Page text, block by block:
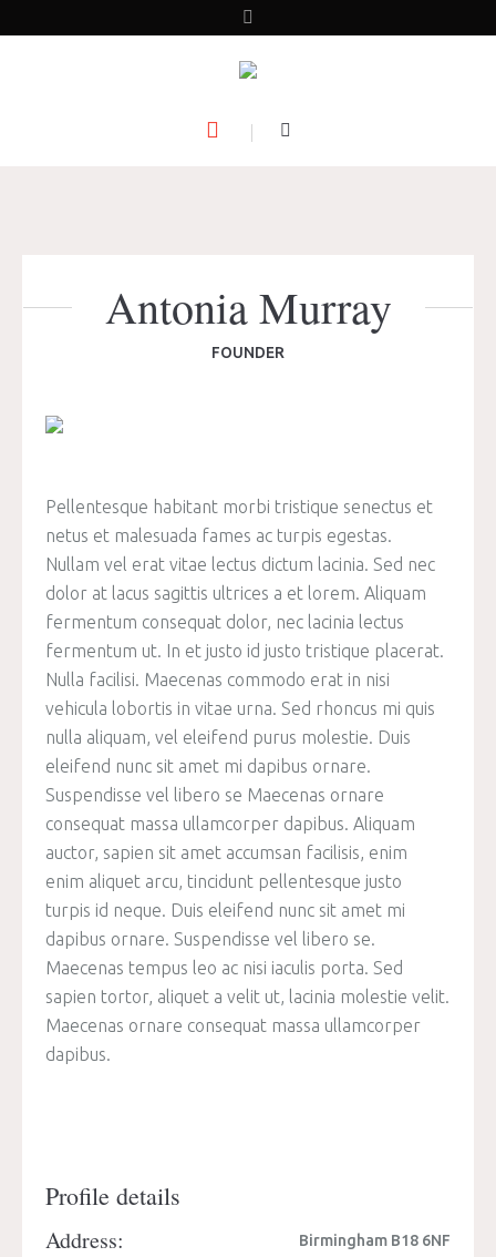
Antonia Murray
FOUNDER
Pellentesque habitant morbi tristique senectus et
netus et malesuada fames ac turpis egestas.
Nullam vel erat vitae lectus dictum lacinia. Sed nec
dolor at lacus sagittis ultrices a et lorem. Aliquam
fermentum consequat dolor, nec lacinia lectus
fermentum ut. In et justo id justo tristique placerat.
Nulla facilisi. Maecenas commodo erat in nisi
vehicula lobortis in vitae urna. Sed rhoncus mi quis
nulla aliquam, vel eleifend purus molestie. Duis
eleifend nunc sit amet mi dapibus ornare.
Suspendisse vel libero se Maecenas ornare
consequat massa ullamcorper dapibus. Aliquam
auctor, sapien sit amet accumsan facilisis, enim
enim aliquet arcu, tincidunt pellentesque justo
turpis id neque. Duis eleifend nunc sit amet mi
dapibus ornare. Suspendisse vel libero se.
Maecenas tempus leo ac nisi iaculis porta. Sed
sapien tortor, aliquet a velit ut, lacinia molestie velit.
Maecenas ornare consequat massa ullamcorper
dapibus.
Profile details
Address: Birmingham B18 6NF